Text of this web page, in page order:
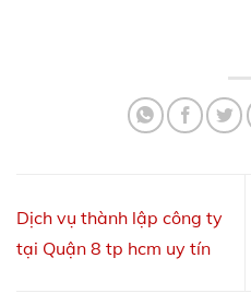
Dịch vụ thành lập công ty
tại Quận 8 tp hcm uy tín